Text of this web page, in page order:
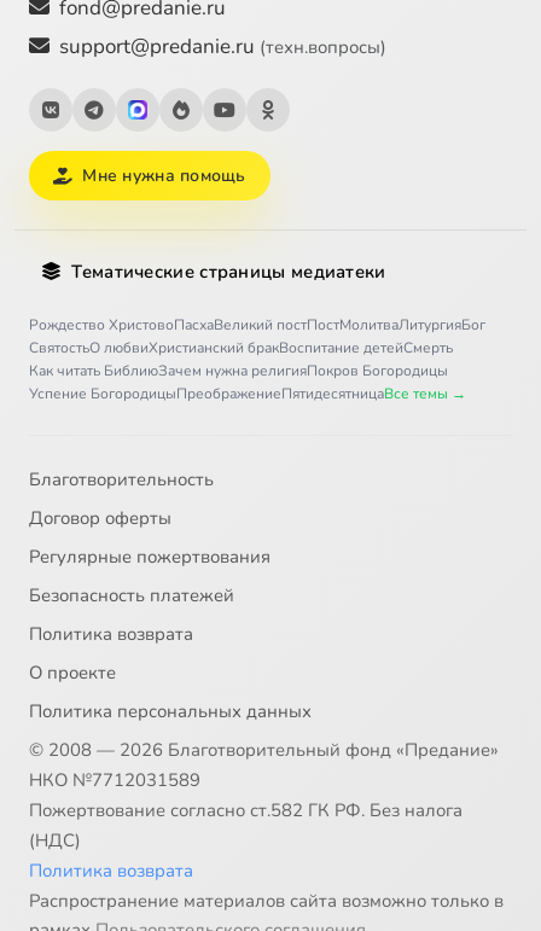
fond@predanie.ru
support@predanie.ru (техн.вопросы)
Мне нужна помощь
Тематические страницы медиатеки
Рождество ХристовоПасхаВеликий постПостМолитваЛитургияБог
СвятостьО любвиХристианский бракВоспитание детейСмерть
Как читать БиблиюЗачем нужна религияПокров Богородицы
Успение БогородицыПреображениеПятидесятницаВсе темы →
Благотворительность
Договор оферты
Регулярные пожертвования
Безопасность платежей
Политика возврата
О проекте
Политика персональных данных
© 2008 — 2026 Благотворительный фонд «Предание»
НКО №7712031589
Пожертвование согласно ст.582 ГК РФ. Без налога
(НДС)
Политика возврата
Распространение материалов сайта возможно только в